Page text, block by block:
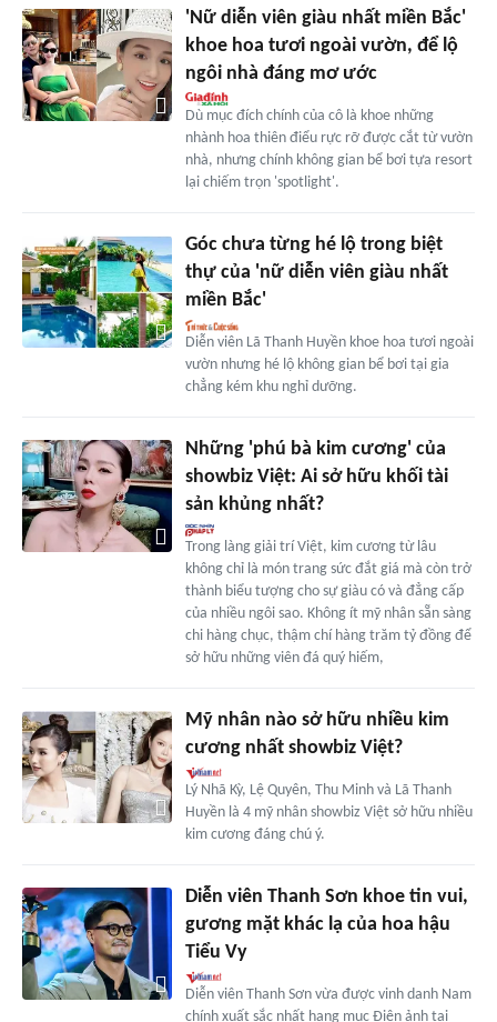
'Nữ diễn viên giàu nhất miền Bắc'
khoe hoa tươi ngoài vườn, để lộ
ngôi nhà đáng mơ ước
Dù mục đích chính của cô là khoe những
nhành hoa thiên điểu rực rỡ được cắt từ vườn
nhà, nhưng chính không gian bể bơi tựa resort
lại chiếm trọn 'spotlight'.
Góc chưa từng hé lộ trong biệt
thự của 'nữ diễn viên giàu nhất
miền Bắc'
Diễn viên Lã Thanh Huyền khoe hoa tươi ngoài
vườn nhưng hé lộ không gian bể bơi tại gia
chẳng kém khu nghỉ dưỡng.
Những 'phú bà kim cương' của
showbiz Việt: Ai sở hữu khối tài
sản khủng nhất?
Trong làng giải trí Việt, kim cương từ lâu
không chỉ là món trang sức đắt giá mà còn trở
thành biểu tượng cho sự giàu có và đẳng cấp
của nhiều ngôi sao. Không ít mỹ nhân sẵn sàng
chi hàng chục, thậm chí hàng trăm tỷ đồng để
sở hữu những viên đá quý hiếm,
Mỹ nhân nào sở hữu nhiều kim
cương nhất showbiz Việt?
Lý Nhã Kỳ, Lệ Quyên, Thu Minh và Lã Thanh
Huyền là 4 mỹ nhân showbiz Việt sở hữu nhiều
kim cương đáng chú ý.
Diễn viên Thanh Sơn khoe tin vui,
gương mặt khác lạ của hoa hậu
Tiểu Vy
Diễn viên Thanh Sơn vừa được vinh danh Nam
chính xuất sắc nhất hạng mục Điện ảnh tại